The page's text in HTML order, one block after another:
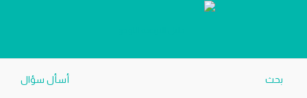
دليل
بحث أسأل سؤال